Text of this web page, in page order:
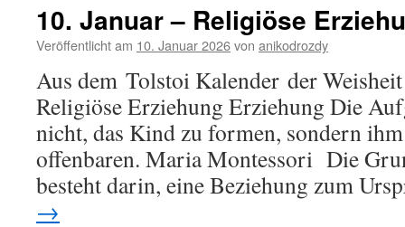
Beschuldigung
10. Januar – Religiöse
Veröffentlicht am 10. Januar 2026von anikodrozdy
Aus dem Tolstoi Kalender der
Religiöse Erziehung Erziehung Die
nicht, das Kind zu formen, sondern
offenbaren. Maria Montessori Die
besteht darin, eine Beziehung zum
→